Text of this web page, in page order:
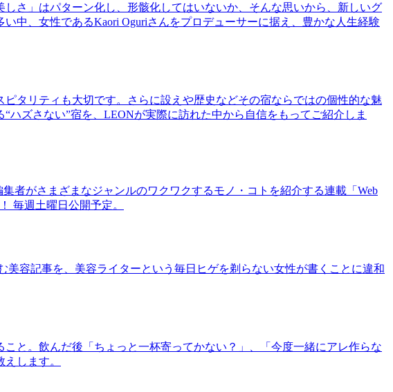
さ」はパターン化し、形骸化してはいないか、そんな思いから、新しいグ
中、女性であるKaori Oguriさんをプロデューサーに据え、豊かな人生経験
タリティも大切です。さらに設えや歴史などその宿ならではの個性的な魅
ズさない”宿を、LEONが実際に訪れた中から自信をもってご紹介しま
者がさまざまなジャンルのワクワクするモノ・コトを紹介する連載「Web
毎週土曜日公開予定。
容記事を、美容ライターという毎日ヒゲを剃らない女性が書くことに違和
と。飲んだ後「ちょっと一杯寄ってかない？」、「今度一緒にアレ作らな
します。